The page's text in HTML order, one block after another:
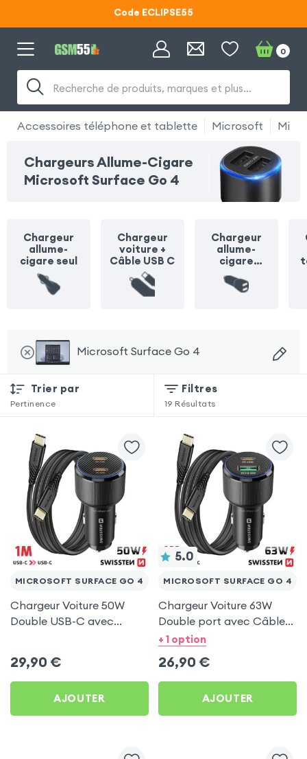
Lunettes d'éclipse OFFERTES
Code ECLIPSE55
Recherche de produits, marques et plus…
0
Accessoires téléphone et tablette Microsoft
Chargeurs Allume-Cigare
Microsoft Surface Go 4
Chargeur
allume-
cigare seul
Chargeur
voiture +
Câble USB C
Chargeur
allume-
cigare
Microsoft Surface Go 4
Trier par
Pertinence
Filtres
19 Résultats
MICROSOFT SURFACE GO 4
Chargeur Voiture 50W
Double USB-C avec
29,90 €
AJOUTER
5.0
MICROSOFT SURFACE GO 4
Chargeur Voiture 63W
Double port avec Câble
USB C 1m pour Microsoft
+ 1 option
26,90 €
AJOUTER